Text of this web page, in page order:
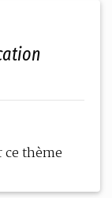
ce thème